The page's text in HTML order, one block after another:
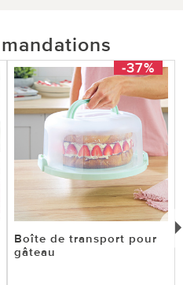
-37%
Boîte de transport pour
gâteau